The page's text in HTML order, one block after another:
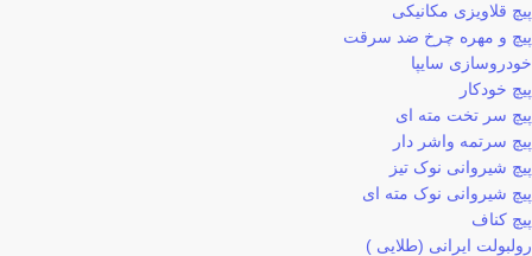
پیچ قلاویزی مکانیکی
پیچ و مهره چرخ ضد سرقت
خودروسازی سایپا
پیچ خودکار
پیچ سر تخت مته ای
پیچ سرتمه واشر دار
پیچ شیروانی نوک تیز
پیچ شیروانی نوک مته ای
پیچ کناف
رولبولت ایرانی (طلایی )